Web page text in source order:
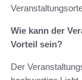
Wie kann der
Vorteil sein?
Der